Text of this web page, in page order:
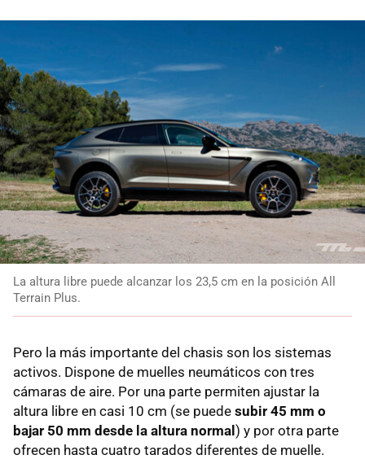
La altura libre puede alcanzar los 23,5 cm en la posición All
Terrain Plus.
Pero la más importante del chasis son los sistemas
activos. Dispone de muelles neumáticos con tres
cámaras de aire. Por una parte permiten ajustar la
altura libre en casi 10 cm (se puede subir 45 mm o
bajar 50 mm desde la altura normal) y por otra parte
ofrecen hasta cuatro tarados diferentes de muelle.